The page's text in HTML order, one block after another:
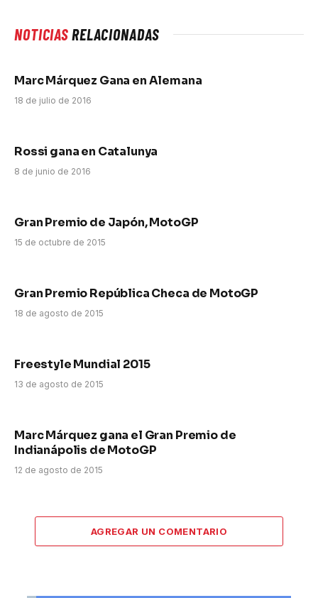
NOTICIASRELACIONADAS
Marc Márquez Gana en Alemana
18 de julio de 2016
Rossi gana en Catalunya
8 de junio de 2016
Gran Premio de Japón, MotoGP
15 de octubre de 2015
Gran Premio República Checa de MotoGP
18 de agosto de 2015
Freestyle Mundial 2015
13 de agosto de 2015
Marc Márquez gana el Gran Premio de
Indianápolis de MotoGP
12 de agosto de 2015
AGREGAR UN COMENTARIO